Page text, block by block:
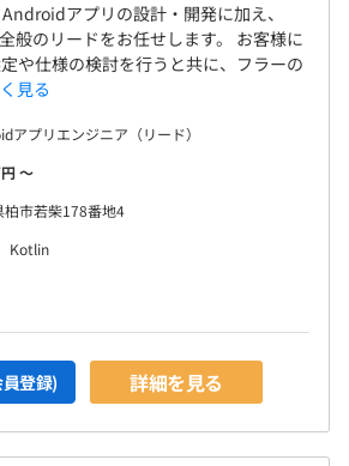
ア健康保険組合
ありません）
アプリの設計・開発に加え、
般のリードをお任せします。 お客様に
や仕様の検討を行うと共に、フラーの
見る
アプリエンジニア（リード）
〜
柏市若柴178番地4
Kotlin
登録) 詳細を見る